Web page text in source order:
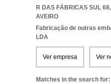
R DAS FÁBRICAS SUL
AVEIRO
Fabricação de outras
LDA
Ver empresa Ver
Matches in the search for: